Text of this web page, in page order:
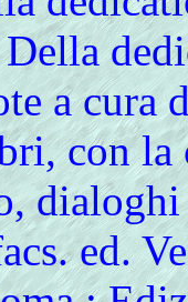
a cura
con
ed.